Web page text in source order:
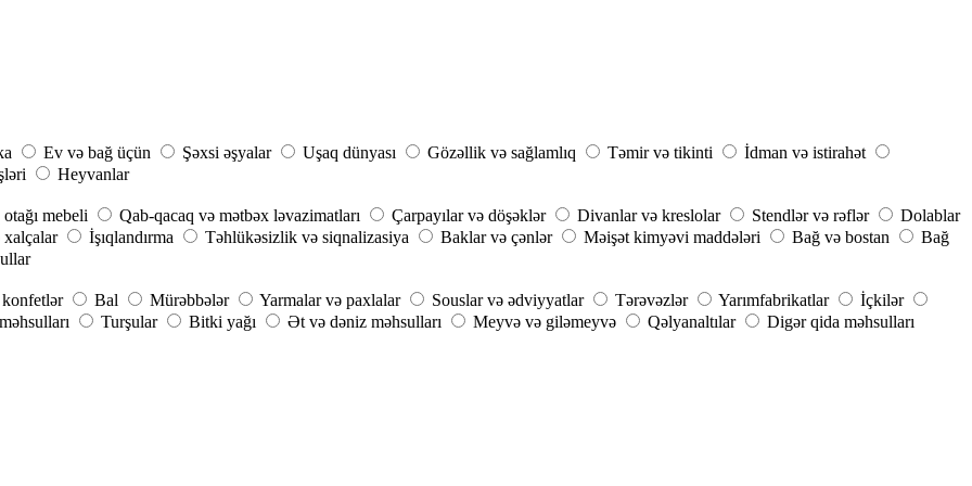
Ev və bağ üçün Şəxsi əşyalar Uşaq dünyası Gözəllik və sağlamlıq Təmir və tikinti
İdman və istirahət
Heyvanlar
mebeli Qab-qacaq və mətbəx ləvazimatları Çarpayılar və döşəklər Divanlar və kreslolar Stendlər və rəflər
Dolablar
İşıqlandırma Təhlükəsizlik və siqnalizasiya Baklar və çənlər Məişət kimyəvi maddələri Bağ və bostan
Bağ
Bal Mürəbbələr Yarmalar və paxlalar Souslar və ədviyyatlar Tərəvəzlər Yarımfabrikatlar
İçkilər
Turşular Bitki yağı Ət və dəniz məhsulları Meyvə və giləmeyvə Qəlyanaltılar
Digər qida məhsulları